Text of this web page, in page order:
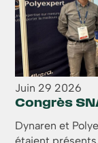
Juin 29 2026
Congrès
Dynaren et